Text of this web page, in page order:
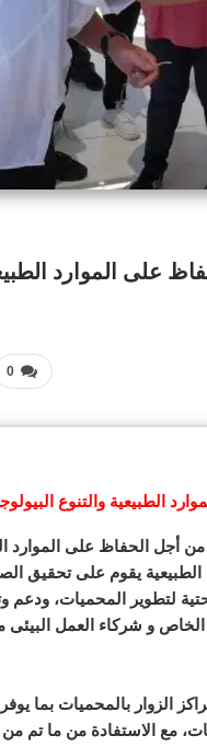
0
حثيثة خلال ال9 سنوات الماضية من أجل
الطبيعية يقوم على تحقيق
لتطوير المحميات، ودعم
الخاص و شركاء العمل
الزوار بالمحميات بما